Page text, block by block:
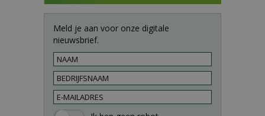
Meld je aan voor onze digitale
nieuwsbrief.